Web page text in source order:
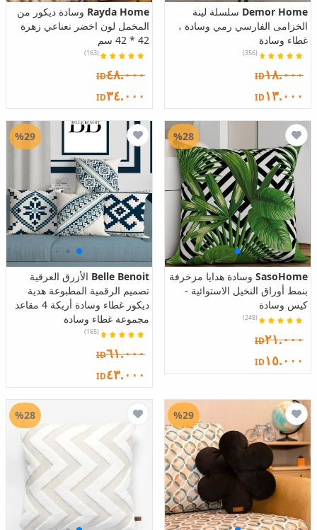
Demor Home سلسلة لينة
الخزامى الفارسي رمي وسادة ،
غطاء وسادة
(356)
ID١٨.٠٠٠
ID١٣.٠٠٠
Rayda Home وسادة ديكور من
المخمل لون اخضر نعناعي زهرة
42 * 42 سم
(163)
ID٤٨.٠٠٠
ID٣٤.٠٠٠
SasoHome وسادة هدايا مزخرفة
بنمط أوراق النخيل الاستوائية -
كيس وسادة
(248)
ID٢١.٠٠٠
ID١٥.٠٠٠
%28
Belle Benoit الأزرق العرقية
تصميم الرقمية المطبوعة هدية
ديكور غطاء وسادة أريكة 4 مقاعد
مجموعة غطاء وسادة
(165)
ID٦١.٠٠٠
ID٤٣.٠٠٠
%29
%29
%28